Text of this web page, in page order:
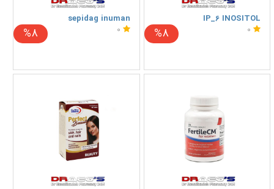
sepidag inuman
0
%8
IP_6 INOSITOL
0
%8